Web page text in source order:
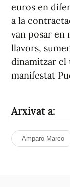
euros en
a la
van posar en
llavors,
dinamitzar el
manifestat
Arxivat a:
Amparo Marco